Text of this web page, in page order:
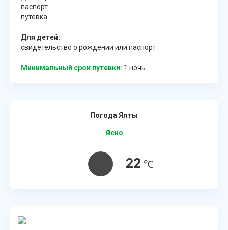
паспорт
путевка
Для детей:
свидетельство о рождении или паспорт
Минимальный срок путевки: 1 ночь.
Погода Ялты
ясно
22 ℃